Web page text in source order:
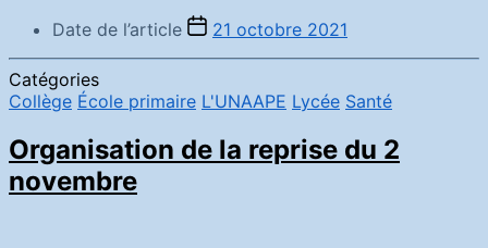
Date de l’article 21 octobre 2021
Catégories
Collège École primaire L'UNAAPE Lycée Santé
Organisation de la reprise du 2
novembre